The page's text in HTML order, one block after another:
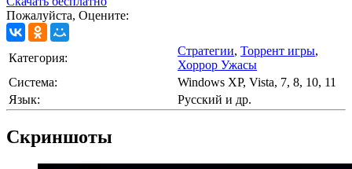
Пожалуйста, Оцените:
Категория:
Стратегии, Торрент игры,
Хоррор Ужасы
Cистема:
Windows XP, Vista, 7, 8, 10, 11
Язык:
Русский и др.
Скриншоты